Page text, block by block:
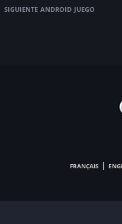
siguiente android juego
français |